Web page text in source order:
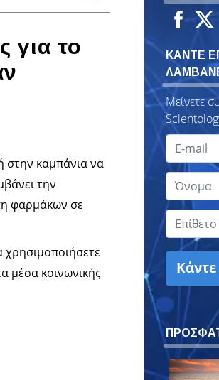
για το
στην καμπάνια να
την
φαρμάκων σε
μέσα κοινωνικής
ΚΑΝΤΕ
Μείνετε